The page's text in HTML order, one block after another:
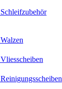
Schleifzubehör
Walzen
Vliesscheiben
Reinigungsscheiben